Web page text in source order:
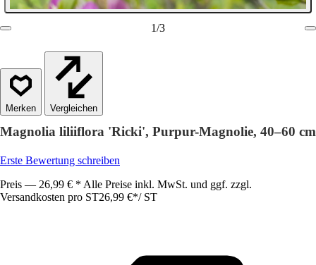
1/3
Vergleichen
Magnolia liliiflora 'Ricki', Purpur-Magnolie, 40–60 cm
Erste Bewertung schreiben
Preis — 26,99 € * Alle Preise inkl. MwSt. und ggf. zzgl.
Versandkosten pro ST26,99 €*/ ST